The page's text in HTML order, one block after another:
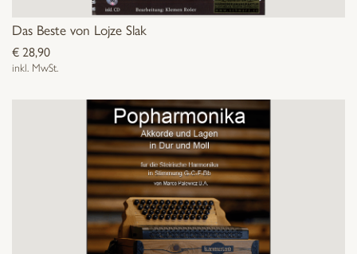
Das Beste von Lojze Slak
€ 28,90
inkl. MwSt.